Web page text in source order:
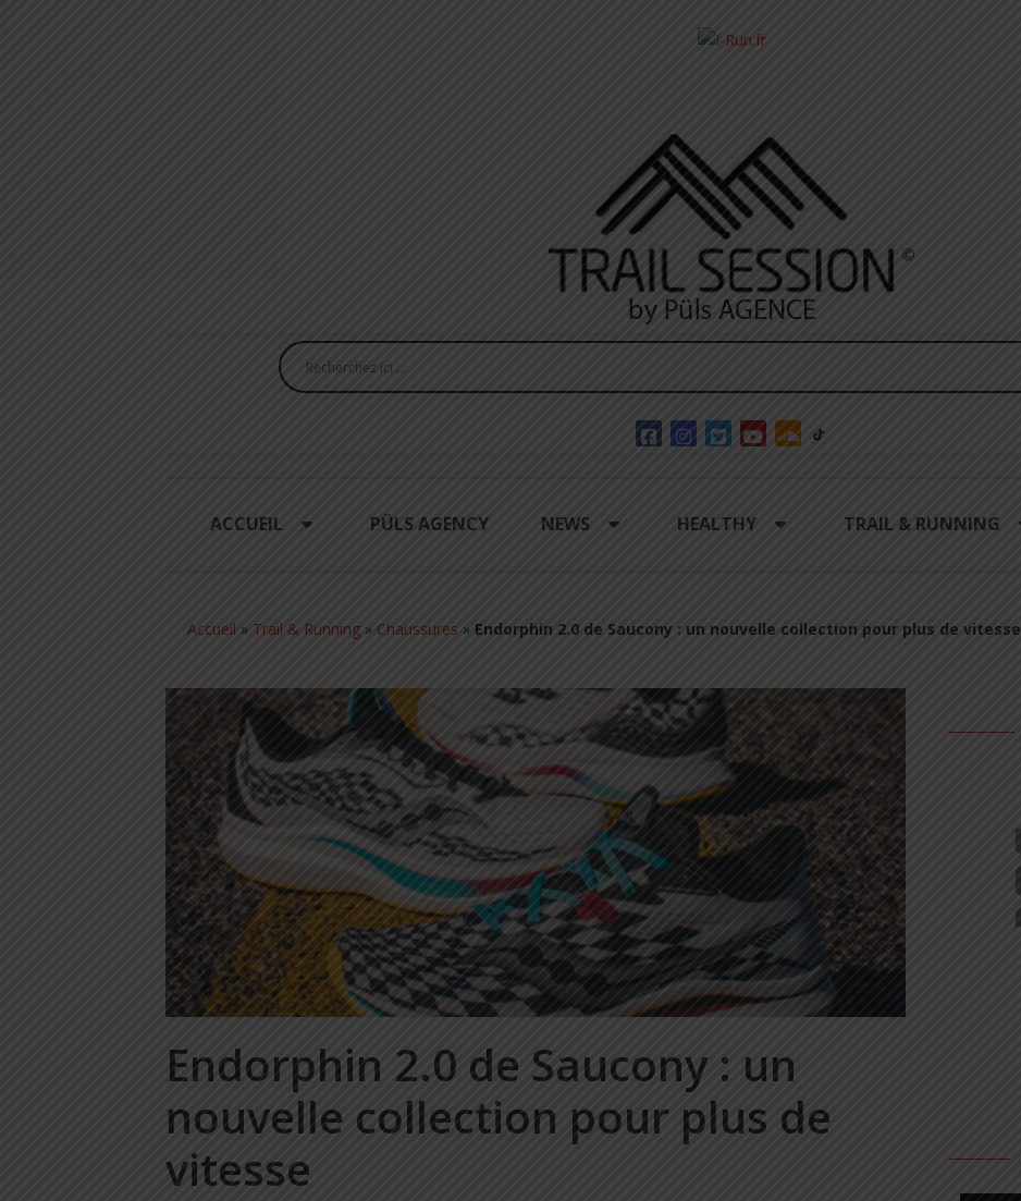
ACCUEIL PÜLS AGENCY NEWS HEALTHY TRAIL & RUNNING
Accueil » Trail & Running » Chaussures » Endorphin 2.0 de Saucony : un nouvelle collection pour plus de vitesse
Endorphin 2.0 de Saucony : un
nouvelle collection pour plus de
vitesse